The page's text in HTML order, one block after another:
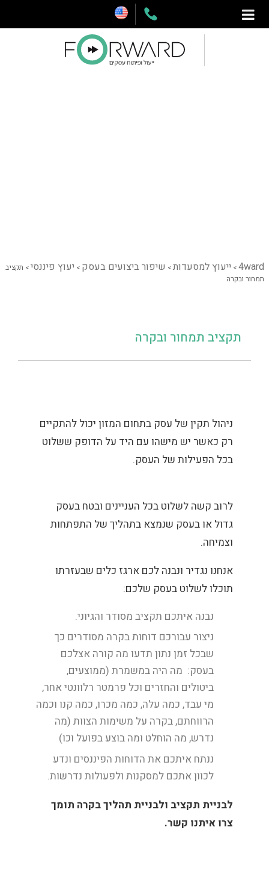
4ward
> ייעוץ למסעדות> שיפור ביצועים בעסק > יעוץ פיננסי> תקציב
תמחור ובקרה
תקציב תמחור ובקרה
ניהול תקין של עסק בתחום המזון יכול להתקיים
רק כאשר יש מישהו עם היד על הדופק ששלוט
בכל הפעילות של העסק.
לרוב קשה לשלוט בכל העניינים ובטח בעסק
גדול או בעסק שנמצא בתהליך של התפתחות
וצמיחה.
אנחנו נגדיר ונבנה לכם ארגז כלים שבעזרתו
תוכלו לשלוט בעסק שלכם:
נבנה איתכם תקציב מסודר והגיוני.
ניצור עבורכם דוחות בקרה מסודרים כך
שבכל זמן נתון תדעו מה קורה אצלכם
בעסק: מה היה במשמרת (ממוצעים,
ביטולים והחזרים וכל פרמטר רלוונטי אחר,
מי עבד, כמה עלה, כמה מכרו, כמה קנו וכמה
הרווחתם, בקרה על משימות הצוות (מה
נדרש, מה הוחלט ומה בוצע בפועל וכו)
ננתח איתכם את הדוחות הפיננסים ונדע
לכוון אתכם למסקנות ולפעולות נדרשות.
לבניית תקציב ולבניית תהליך בקרה תומך
צרו איתנו קשר.